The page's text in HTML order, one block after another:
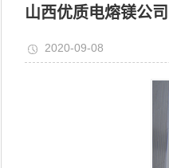
山西优质电熔镁公司
2020-09-08